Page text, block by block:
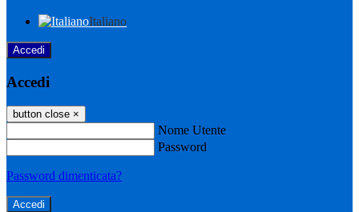
Italiano
Accedi
Accedi
button close ×
Nome Utente
Password
Password dimenticata?